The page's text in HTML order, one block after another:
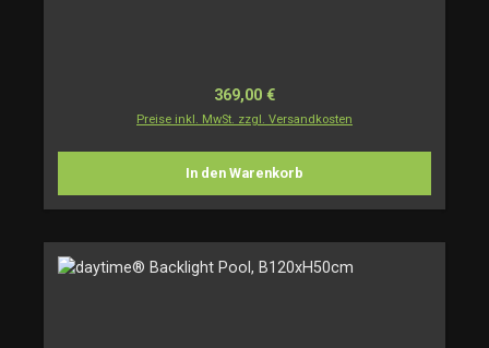
Regulärer Preis:
369,00 €
Preise inkl. MwSt. zzgl. Versandkosten
In den Warenkorb